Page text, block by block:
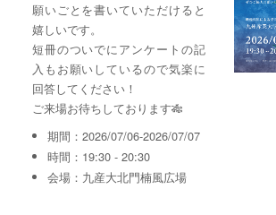
願いごとを書いていただけると
嬉しいです。
短冊のついでにアンケートの記
入もお願いしているので気楽に
回答してください！
ご来場お待ちしております🎋
期間：2026/07/06-2026/07/07
時間：19:30 - 20:30
会場：九産大北門楠風広場